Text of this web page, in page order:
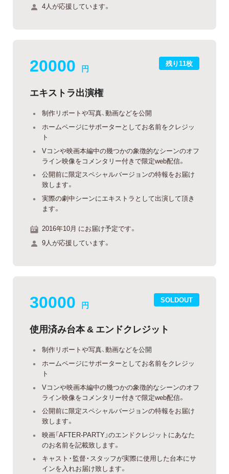
4人が応援しています。
残り11枚
20000 円
エキストラ出演権
制作リポートや写真、動画などを公開
ホームページにサポーターとしてお名前をクレジッ
ト
Vコンや映画本編中の幾つかの象徴的なシーンのオフ
ライン映像をコメンタリー付きで限定web配信。
公開前に限定スペシャルバージョンの特報をお届け
致します。
実際の劇中シーンにエキストラとして出演して頂き
ます。
2016年10月 にお届け予定です。
9人が応援しています。
SOLDOUT
30000 円
使用済み台本 & エンドクレジット
制作リポートや写真、動画などを公開
ホームページにサポーターとしてお名前をクレジッ
ト
Vコンや映画本編中の幾つかの象徴的なシーンのオフ
ライン映像をコメンタリー付きで限定web配信。
公開前に限定スペシャルバージョンの特報をお届け
致します。
映画「AFTER-PARTY」のエンドクレジットにあなた
のお名前を記載致します。
キャスト・監督・スタッフが実際に使用した台本にサ
インを入れお届け致します。